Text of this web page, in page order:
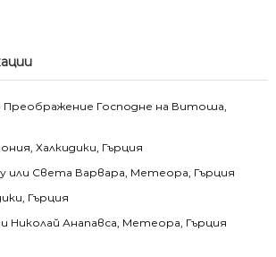
Преображение Господне на Витоша,
Халкидики, Гърция
или Света Варвара, Метеора, Гърция
Гърция
Николай Анапавса, Метеора, Гърция